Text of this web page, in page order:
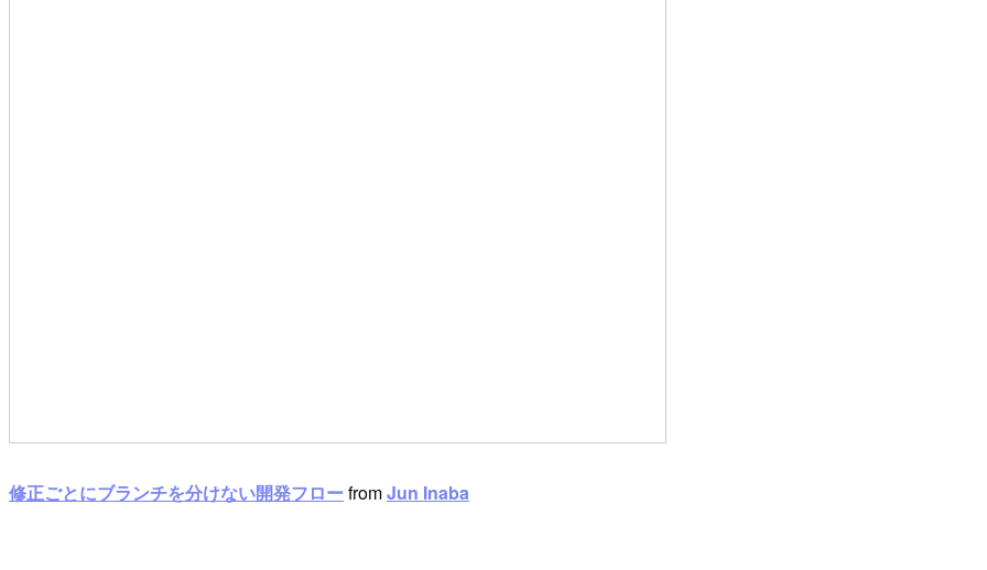
修正ごとにブランチを分けない開発フローfromJun Inaba